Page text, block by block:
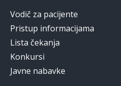
Vodič za pacijente
Pristup informacijama
Lista čekanja
Konkursi
Javne nabavke